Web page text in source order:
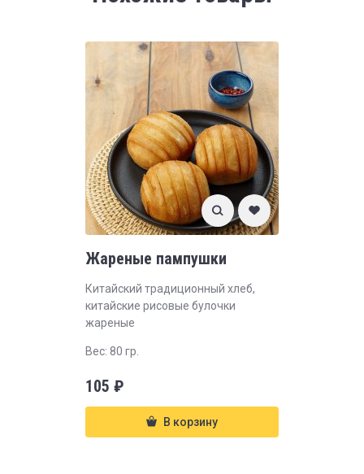
Жареные пампушки
Китайский традиционный хлеб,
китайские рисовые булочки
жареные
Вес: 80 гр.
105 ₽
В корзину